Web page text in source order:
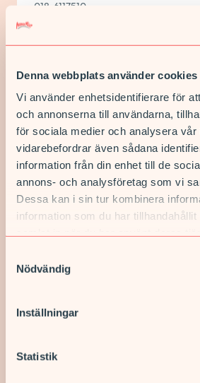
Denna webbplats använder cookies
Vi använder enhetsidentifierare för
och annonserna till användarna,
för sociala medier och analysera vår
vidarebefordrar även sådana
information från din enhet till de
annons- och analysföretag som vi
Dessa kan i sin tur kombinera
information som du har
Nödvändig
Inställningar
Statistik
018-6117510
08.00 - 17.00
Våra E-tjänster
Du kan nå oss via1177
Vi är en del av
större
Vårdcentral & Rehab
Vi har mottagningar på flera platser i